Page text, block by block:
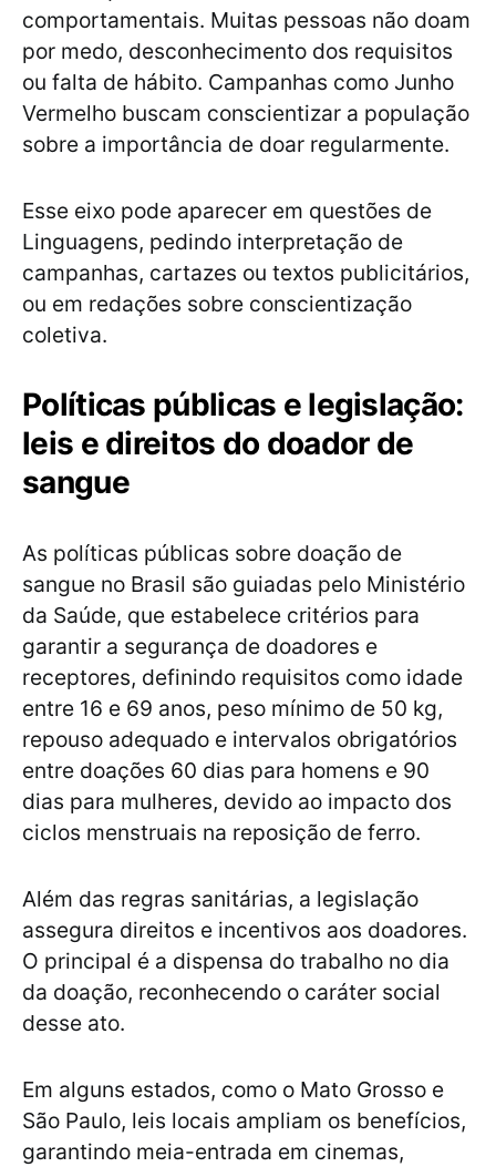
comportamentais. Muitas pessoas não doam
por medo, desconhecimento dos requisitos
ou falta de hábito. Campanhas como Junho
Vermelho buscam conscientizar a população
sobre a importância de doar regularmente.
Esse eixo pode aparecer em questões de
Linguagens, pedindo interpretação de
campanhas, cartazes ou textos publicitários,
ou em redações sobre conscientização
coletiva.
Políticas públicas e legislação:
leis e direitos do doador de
sangue
As políticas públicas sobre doação de
sangue no Brasil são guiadas pelo Ministério
da Saúde, que estabelece critérios para
garantir a segurança de doadores e
receptores, definindo requisitos como idade
entre 16 e 69 anos, peso mínimo de 50 kg,
repouso adequado e intervalos obrigatórios
entre doações 60 dias para homens e 90
dias para mulheres, devido ao impacto dos
ciclos menstruais na reposição de ferro.
Além das regras sanitárias, a legislação
assegura direitos e incentivos aos doadores.
O principal é a dispensa do trabalho no dia
da doação, reconhecendo o caráter social
desse ato.
Em alguns estados, como o Mato Grosso e
São Paulo, leis locais ampliam os benefícios,
garantindo meia-entrada em cinemas,